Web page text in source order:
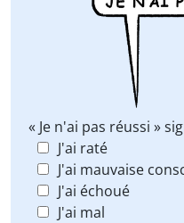
« Je n'ai pas réussi »
J'ai raté
J'ai mauvaise
J'ai échoué
J'ai mal